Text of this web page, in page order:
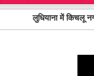
लुधियाना में किचलू नगर में 20